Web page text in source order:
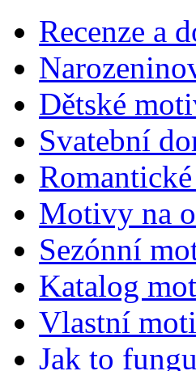
Recenze a
Dětské
Svatební
Motivy na
Sezónní
Katalog
Vlastní
Jak to